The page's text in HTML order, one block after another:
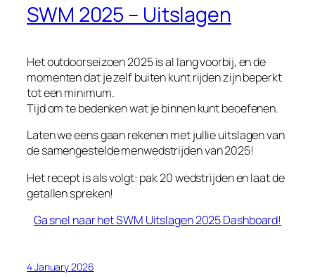
SWM 2025 – Uitslagen
Het outdoorseizoen 2025 is al lang voorbij, en de
momenten dat je zelf buiten kunt rijden zijn beperkt
tot een minimum.
Tijd om te bedenken wat je binnen kunt beoefenen.
Laten we eens gaan rekenen met jullie uitslagen van
de samengestelde menwedstrijden van 2025!
Het recept is als volgt: pak 20 wedstrijden en laat de
getallen spreken!
Ga snel naar het SWM Uitslagen 2025 Dashboard!
4 January 2026